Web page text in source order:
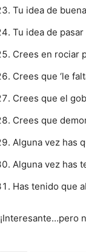
Tu idea de
Tu idea de
Crees en rociar
Crees que ‘le
Crees que el
Crees que
Alguna vez has
Alguna vez has
Has tenido que
¡Interesante…pero